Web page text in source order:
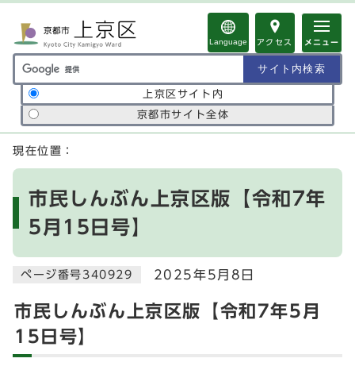
Language アクセス メニュー
サイト内検索の範囲
上京区サイト内
京都市サイト全体
ここから本文です
現在位置：
市民しんぶん上京区版【令和7年
5月15日号】
ページ番号340929 2025年5月8日
市民しんぶん上京区版【令和7年5月
15日号】